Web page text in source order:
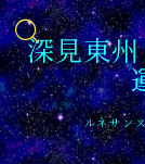
深見東
ルネサン
MENU
フロントペー